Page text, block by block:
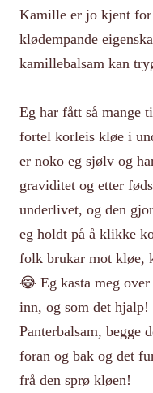
Kamille er jo kjent for
klødempande
kamillebalsam kan
Eg har fått så mange
fortel korleis kløe i
er noko eg sjølv og
graviditet og etter
underlivet, og den
eg holdt på å klikke
folk brukar mot kløe,
😂 Eg kasta meg over
inn, og som det hjalp!
Panterbalsam, begge
foran og bak og det
frå den sprø kløen!